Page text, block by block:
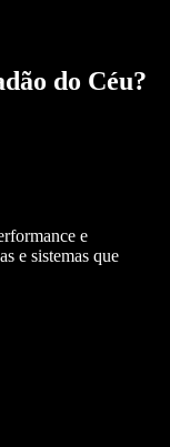
do Céu?
e
e sistemas que